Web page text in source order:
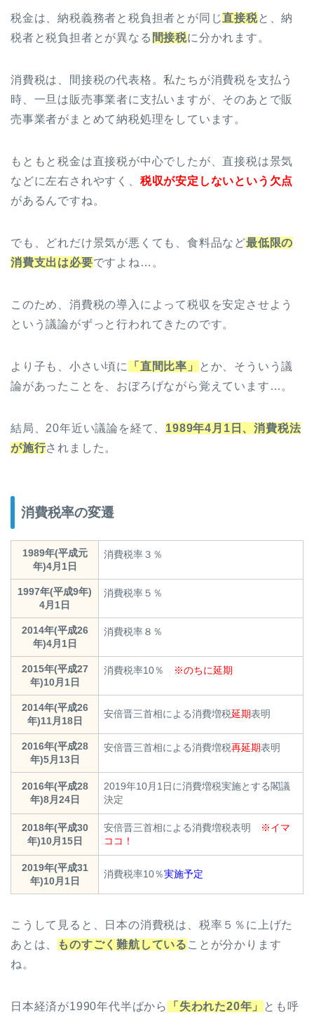
税金は、納税義務者と税負担者とが同じ直接税と、納
税者と税負担者とが異なる 間接税に分かれます。
消費税は、間接税の代表格。私たちが消費税を支払う
時、一旦は販売事業者に支払いますが、そのあとで販
売事業者がまとめて納税処理をしています。
もともと税金は直接税が中心でしたが、直接税は景気
などに左右されやすく、 税収が安定しないという欠点
があるんですね。
でも、どれだけ景気が悪くても、食料品など最低限の
消費支出は必要ですよね…。
このため、消費税の導入によって税収を安定させよう
という議論がずっと行われてきたのです。
より子も、小さい頃に 「直間比率」
とか、そういう議
論があったことを、おぼろげながら覚えています…。
結局、20年近い議論を経て、 1989年4月1日、消費税法
が施行されました。
消費税率の変遷
1989年(平成元
年)4月1日
消費税率３％
1997年(平成9年)
4月1日
消費税率５％
2014年(平成26
年)4月1日
消費税率８％
2015年(平成27
年)10月1日
消費税率10％ ※のちに延期
2014年(平成26
年)11月18日
安倍晋三首相による消費増税延期表明
2016年(平成28
年)5月13日
安倍晋三首相による消費増税再延期表明
2016年(平成28
年)8月24日
2019年10月1日に消費増税実施とする閣議
決定
2018年(平成30
年)10月15日
安倍晋三首相による消費増税表明
※イマ
ココ！
2019年(平成31
年)10月1日
消費税率10％実施予定
こうして見ると、日本の消費税は、税率５％に上げた
あとは、
ものすごく難航している ことが分かります
ね。
日本経済が1990年代半ばから 「失われた20年」 とも呼